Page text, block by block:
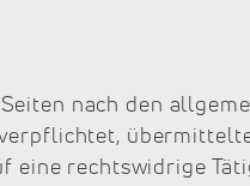
nach den
eine rechtswidrige